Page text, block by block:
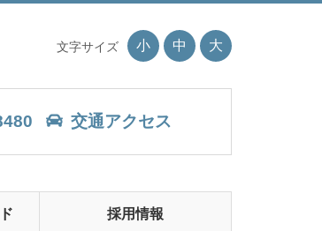
文字サイズ 小 中 大
交通アクセス
採用情報